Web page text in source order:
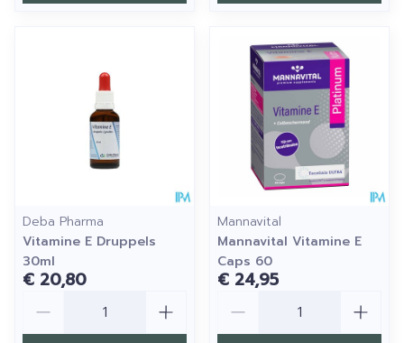
Deba Pharma
Vitamine E Druppels
30ml
€ 20,80
Mannavital
Mannavital Vitamine E
Caps 60
€ 24,95